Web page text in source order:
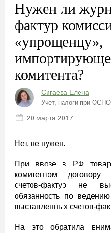
Нужен ли
фактур
«упрощенцу»,
комитента?
Сигаева Елена
Учет, налоги при
20 марта 2017
Нет, не нужен.
При ввозе в РФ
комитентом договору
счетов-фактур не
обязанность по
выставленных счетов-
На это обратила